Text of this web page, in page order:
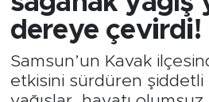
dereye çevirdi!
Samsun’un Kavak
etkisini sürdüren şiddetli
Tüm Manşetler
Son Dakika Haberleri